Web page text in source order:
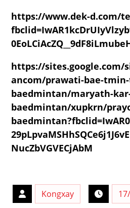
https://www.dek-d.com/
https://
ancom/prawati-bae-
baedmintan/maryath-
baedmintan/xupkrn/
NucZbVGVECjAbM
Kongxay